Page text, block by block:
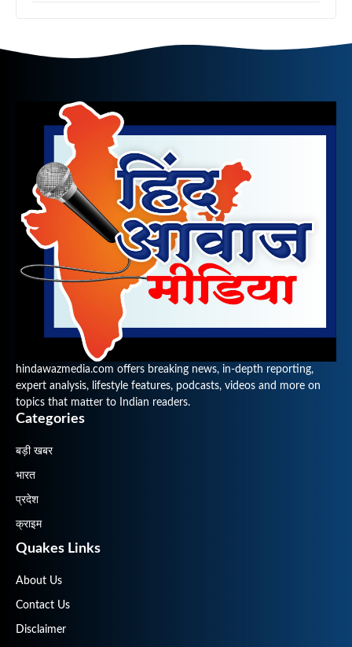
hindawazmedia.com offers breaking news, in-depth reporting,
expert analysis, lifestyle features, podcasts, videos and more on
topics that matter to Indian readers.
Categories
बड़ी खबर
भारत
प्रदेश
क्राइम
Quakes Links
About Us
Contact Us
Disclaimer